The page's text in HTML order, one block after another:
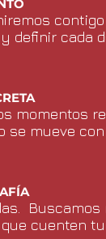
definir cada
momentos
se mueve
Buscamos
cuenten